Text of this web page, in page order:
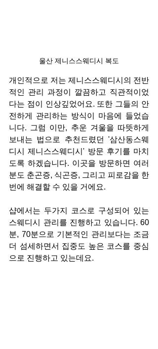
울산 제니스스웨디시 복도
개인적으로 저는 제니스스웨디시의 전반
적인 관리 과정이 깔끔하고 직관적이었
다는 점이 인상깊었어요. 또한 그들의 안
전하게 관리하는 방식이 마음에 들었습
니다. 그럼 이만, 추운 겨울을 따뜻하게
보내는 법으로 추천드렸던 '삼산동스웨
디시 제니스스웨디시' 방문 후기를 마치
도록 하겠습니다. 이곳을 방문하면 여러
분도 춘곤증, 식곤증, 그리고 피로감을 한
번에 해결할 수 있을 거에요.
샵에서는 두가지 코스로 구성되어 있는
스웨디시 관리를 진행하고 있습니다. 60
분, 70분으로 기본적인 관리보다는 조금
더 섬세하면서 집중도 높은 코스를 중심
으로 진행하고 있는데요.